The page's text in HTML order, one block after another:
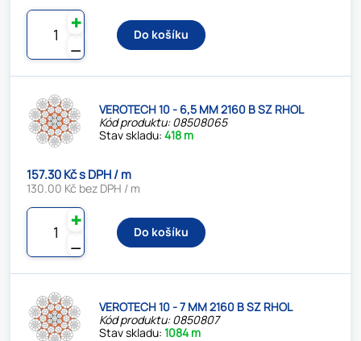
⚊
✚
Do košíku
VEROTECH 10 - 6,5 MM 2160 B SZ RHOL
Kód produktu: 08508065
Stav skladu:418 m
157.30 Kč s DPH / m
130.00 Kč bez DPH / m
⚊
✚
Do košíku
VEROTECH 10 - 7 MM 2160 B SZ RHOL
Kód produktu: 0850807
Stav skladu:1084 m